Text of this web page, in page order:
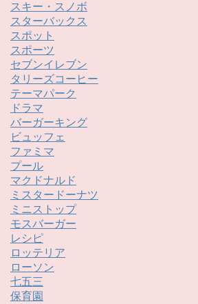
スキー・スノボ
スターバックス
スポット
スポーツ
セブンイレブン
タリーズコーヒー
テーマパーク
ドラマ
バーガーキング
ビュッフェ
ファミマ
プール
マクドナルド
ミスタードーナツ
ミニストップ
モスバーガー
レシピ
ロッテリア
ローソン
七五三
保育園